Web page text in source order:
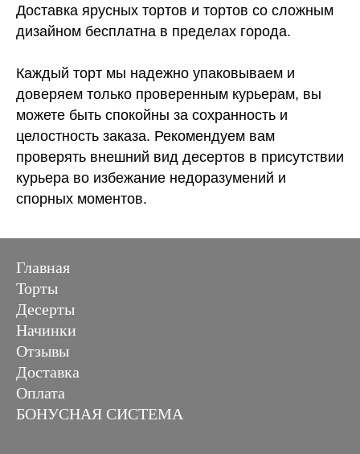
Доставка ярусных тортов и тортов со сложным
дизайном бесплатна в пределах города.
Каждый торт мы надежно упаковываем и
доверяем только проверенным курьерам, вы
можете быть спокойны за сохранность и
целостность заказа. Рекомендуем вам
проверять внешний вид десертов в присутствии
курьера во избежание недоразумений и
спорных моментов.
Главная
Торты
Десерты
Начинки
Отзывы
Доставка
Оплата
БОНУСНАЯ СИСТЕМА